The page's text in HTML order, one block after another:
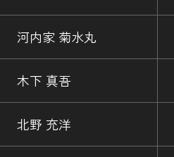
河内家 菊水丸
木下 真吾
北野 充洋